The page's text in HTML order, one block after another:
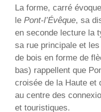
La forme, carré
le Pont-l’Évêque, sa
en seconde lecture la
sa rue principale et
de bois en forme de
bas) rappellent que
croisée de la Haute et
au centre des
et touristiques.